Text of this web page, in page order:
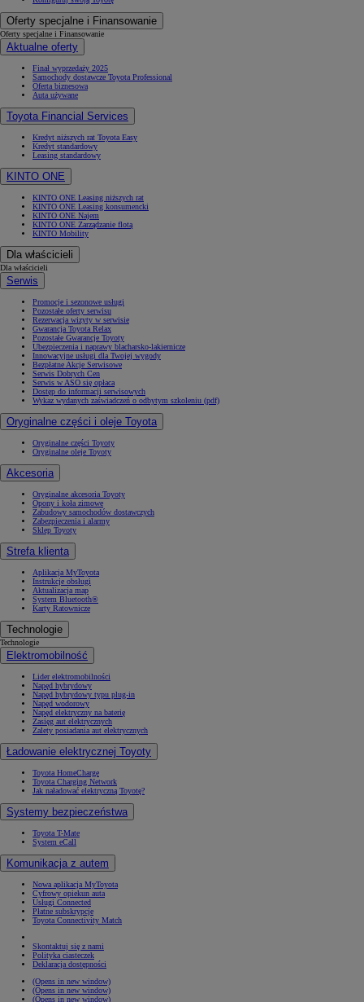
Oferty specjalne i Finansowanie
Oferty specjalne i Finansowanie
Aktualne oferty
Finał wyprzedaży 2025
Samochody dostawcze Toyota Professional
Oferta biznesowa
Auta używane
Toyota Financial Services
Kredyt niższych rat Toyota Easy
Kredyt standardowy
Leasing standardowy
KINTO ONE
KINTO ONE Leasing niższych rat
KINTO ONE Leasing konsumencki
KINTO ONE Najem
KINTO ONE Zarządzanie flotą
KINTO Mobility
Dla właścicieli
Dla właścicieli
Serwis
Promocje i sezonowe usługi
Pozostałe oferty serwisu
Rezerwacja wizyty w serwisie
Gwarancja Toyota Relax
Pozostałe Gwarancje Toyoty
Ubezpieczenia i naprawy blacharsko-lakiernicze
Innowacyjne usługi dla Twojej wygody
Bezpłatne Akcje Serwisowe
Serwis Dobrych Cen
Serwis w ASO się opłaca
Dostęp do informacji serwisowych
Wykaz wydanych zaświadczeń o odbytym szkoleniu (pdf)
Oryginalne części i oleje Toyota
Oryginalne części Toyoty
Oryginalne oleje Toyoty
Akcesoria
Oryginalne akcesoria Toyoty
Opony i koła zimowe
Zabudowy samochodów dostawczych
Zabezpieczenia i alarmy
Sklep Toyoty
Strefa klienta
Aplikacja MyToyota
Instrukcje obsługi
Aktualizacja map
System Bluetooth®
Karty Ratownicze
Technologie
Technologie
Elektromobilność
Lider elektromobilności
Napęd hybrydowy
Napęd hybrydowy typu plug-in
Napęd wodorowy
Napęd elektryczny na baterię
Zasięg aut elektrycznych
Zalety posiadania aut elektrycznych
Ładowanie elektrycznej Toyoty
Toyota HomeCharge
Toyota Charging Network
Jak naładować elektryczną Toyotę?
Systemy bezpieczeństwa
Toyota T-Mate
System eCall
Komunikacja z autem
Nowa aplikacja MyToyota
Cyfrowy opiekun auta
Usługi Connected
Płatne subskrypcje
Toyota Connectivity Match
Skontaktuj się z nami
Polityka ciasteczek
Deklaracja dostępności
(Opens in new window)
(Opens in new window)
(Opens in new window)